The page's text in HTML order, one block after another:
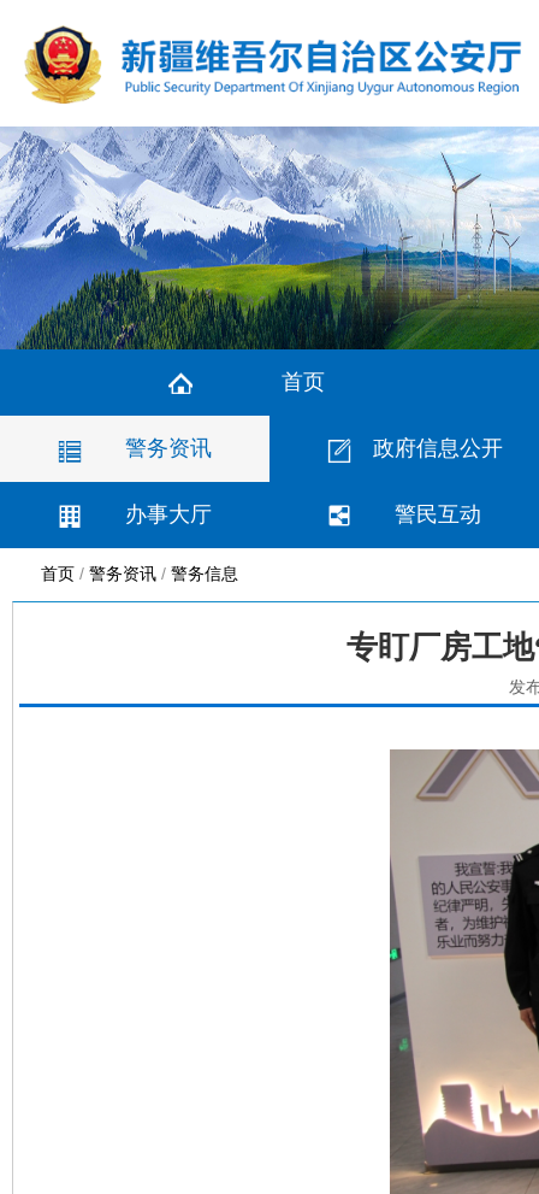
首页
警务资讯 政府信息公开
办事大厅 警民互动
首页 / 警务资讯 / 警务信息
专盯厂房工
发